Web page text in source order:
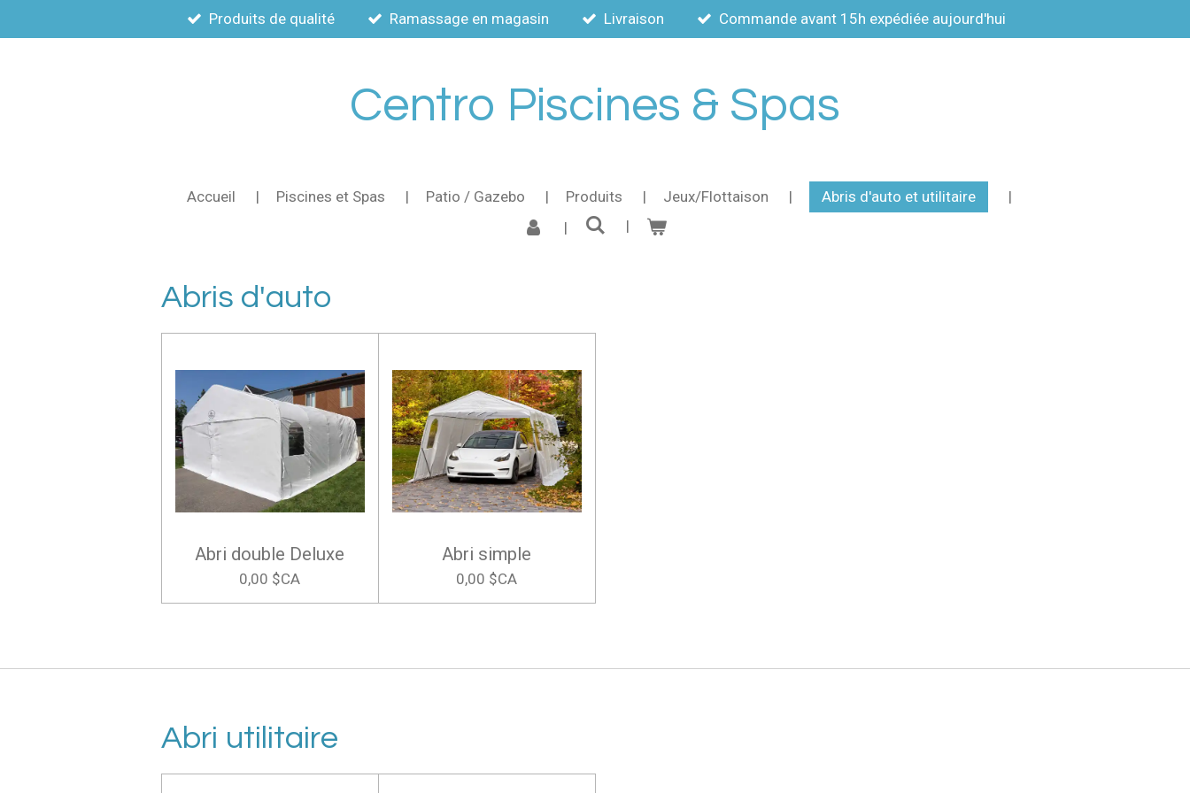
au
Produits de qualité Ramassage en magasin Livraison Commande avant 15h expédiée aujourd'hui
Centro Piscines & Spas
Accueil Piscines et Spas Patio / Gazebo Produits Jeux/Flottaison Abris d'auto et utilitaire
Abris d'auto
Abri double Deluxe
0,00 $CA
Abri simple
0,00 $CA
Abri utilitaire